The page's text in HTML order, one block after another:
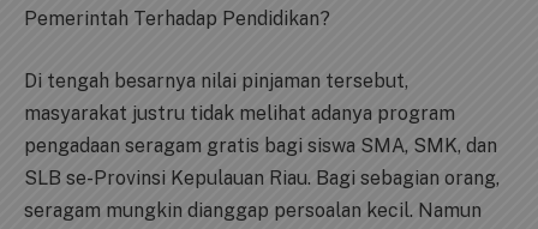
Pemerintah Terhadap Pendidikan?
Di tengah besarnya nilai pinjaman tersebut,
masyarakat justru tidak melihat adanya program
pengadaan seragam gratis bagi siswa SMA, SMK, dan
SLB se-Provinsi Kepulauan Riau. Bagi sebagian orang,
seragam mungkin dianggap persoalan kecil. Namun